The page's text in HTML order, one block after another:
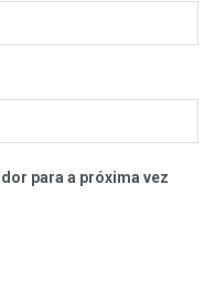
para a próxima vez